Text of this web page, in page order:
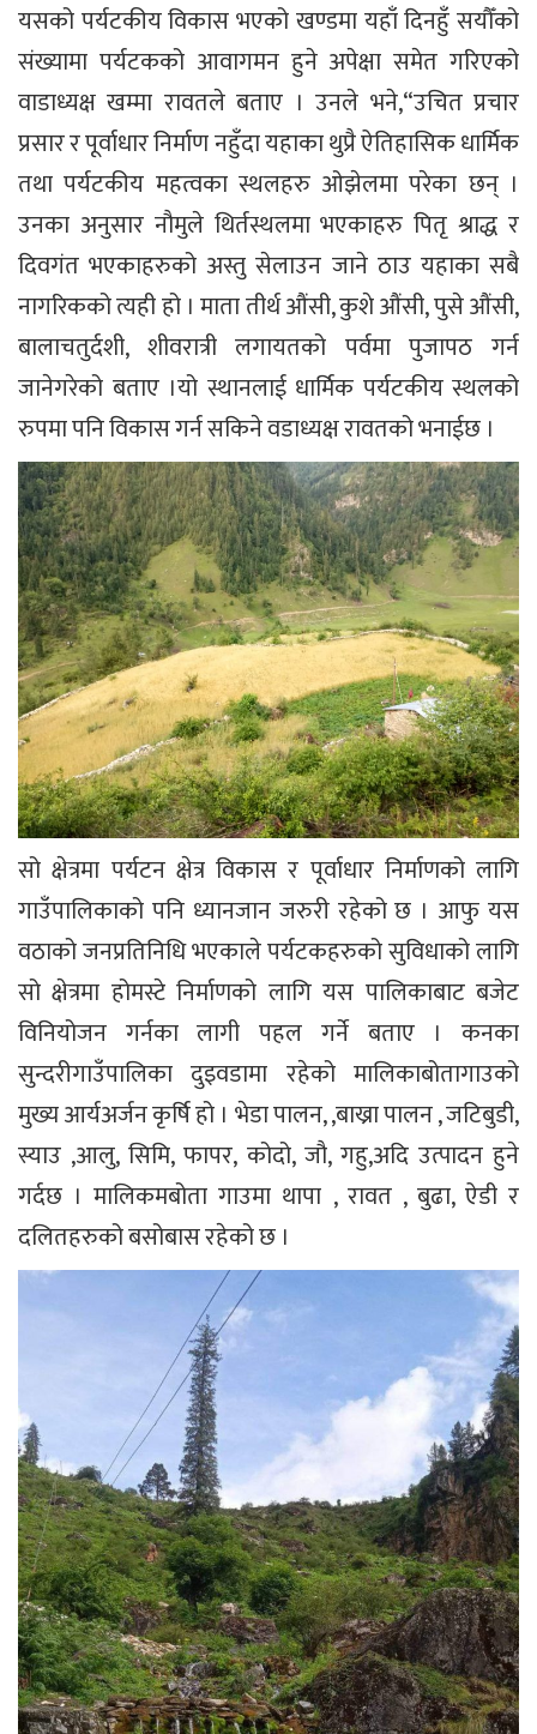
यसको पर्यटकीय विकास भएको खण्डमा यहाँ दिनहुँ सयौँको
संख्यामा पर्यटकको आवागमन हुने अपेक्षा समेत गरिएको
वाडाध्यक्ष खम्मा रावतले बताए । उनले भने,“उचित प्रचार
प्रसार र पूर्वाधार निर्माण नहुँदा यहाका थुप्रै ऐतिहासिक धार्मिक
तथा पर्यटकीय महत्वका स्थलहरु ओझेलमा परेका छन् ।
उनका अनुसार नौमुले थिर्तस्थलमा भएकाहरु पितृ श्राद्ध र
दिवगंत भएकाहरुको अस्तु सेलाउन जाने ठाउ यहाका सबै
नागरिकको त्यही हो । माता तीर्थ औंसी, कुशे औंसी, पुसे औंसी,
बालाचतुर्दशी, शीवरात्री लगायतको पर्वमा पुजापठ गर्न
जानेगरेको बताए ।यो स्थानलाई धार्मिक पर्यटकीय स्थलको
रुपमा पनि विकास गर्न सकिने वडाध्यक्ष रावतको भनाईछ ।
सो क्षेत्रमा पर्यटन क्षेत्र विकास र पूर्वाधार निर्माणको लागि
गाउँपालिकाको पनि ध्यानजान जरुरी रहेको छ । आफु यस
वठाको जनप्रतिनिधि भएकाले पर्यटकहरुको सुविधाको लागि
सो क्षेत्रमा होमस्टे निर्माणको लागि यस पालिकाबाट बजेट
विनियोजन गर्नका लागी पहल गर्ने बताए । कनका
सुन्दरीगाउँपालिका दुइवडामा रहेको मालिकाबोतागाउको
मुख्य आर्यअर्जन कृर्षि हो । भेडा पालन, ,बाख्रा पालन , जटिबुडी,
स्याउ ,आलु, सिमि, फापर, कोदो, जौ, गहु,अदि उत्पादन हुने
गर्दछ । मालिकमबोता गाउमा थापा , रावत , बुढा, ऐडी र
दलितहरुको बसोबास रहेको छ ।